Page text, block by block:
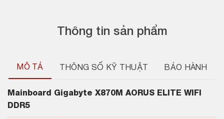
Thông tin sản phẩm
MÔ TẢ THÔNG SỐ KỸ THUẬT BẢO HÀNH
Mainboard
Gigabyte X870M AORUS ELITE WIFI
DDR5